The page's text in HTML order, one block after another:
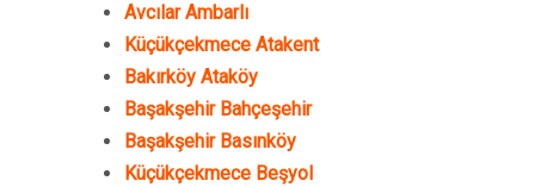
Avcılar Ambarlı
Küçükçekmece Atakent
Bakırköy Ataköy
Başakşehir Bahçeşehir
Başakşehir Basınköy
Küçükçekmece Beşyol